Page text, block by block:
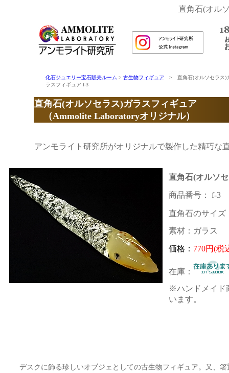
直角石(オル
化石ジュエリー宝石販売ルーム > 古生物フィギュア > 直角石(オルソセラス)
ラスフィギュア f-3
直角石(オルソセラス)ガラスフィギュア
（Ammolite Laboratoryオリジナル）
アンモライト研究所がオリジナルで製作した精巧な
直角石(オルソ
商品番号： f-3
直角石のサイズ
素材：ガラス
価格： 770円(税
在庫：
※ハンドメイド
います。
デスクに飾る珍しいオブジェとしての古生物フィギュア。又、